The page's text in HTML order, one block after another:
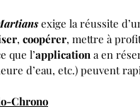
exige la réussite
, coopérer, mettre à
que l’application a en
d’eau, etc.) peuvent
Chrono